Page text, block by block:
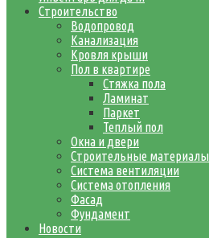
Строительство
Водопровод
Канализация
Кровля крыши
Пол в квартире
Стяжка пола
Ламинат
Паркет
Теплый пол
Окна и двери
Строительные материалы
Система вентиляции
Система отопления
Фасад
Фундамент
Новости